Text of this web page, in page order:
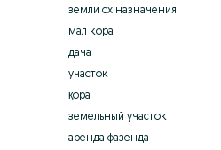
земли сх назначения
мал кора
дача
участок
қора
земельный участок
аренда фазенда